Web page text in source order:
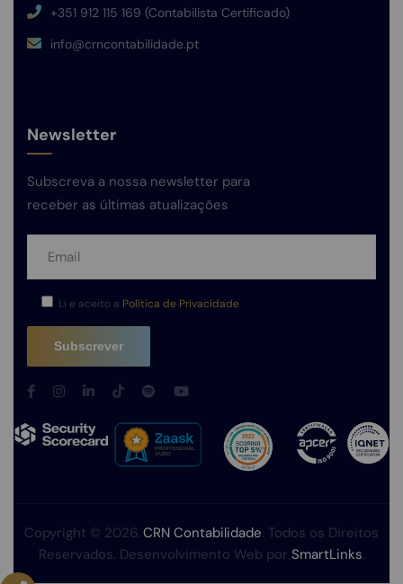
+351 912 115 169 (Contabilista Certificado)
info@crncontabilidade.pt
Newsletter
Subscreva a nossa newsletter para
receber as últimas atualizações
Li e aceito a Política de Privacidade
Copyright © 2026. CRN Contabilidade. Todos os Direitos
Reservados. Desenvolvimento Web por SmartLinks.